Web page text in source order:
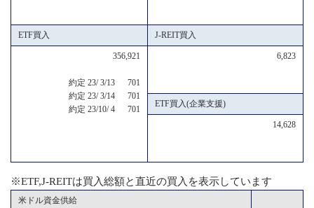
ETF買入 J-REIT買入
356,921
約定 23/ 3/13 701
約定 23/ 3/14 701
約定 23/10/ 4 701
6,823
ETF買入(企業支援)
14,628
※ETF,J-REITは買入総額と直近の買入を表示しています
米ドル資金供給